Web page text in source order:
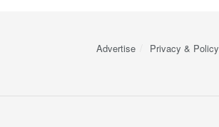
Advertise Privacy & Policy